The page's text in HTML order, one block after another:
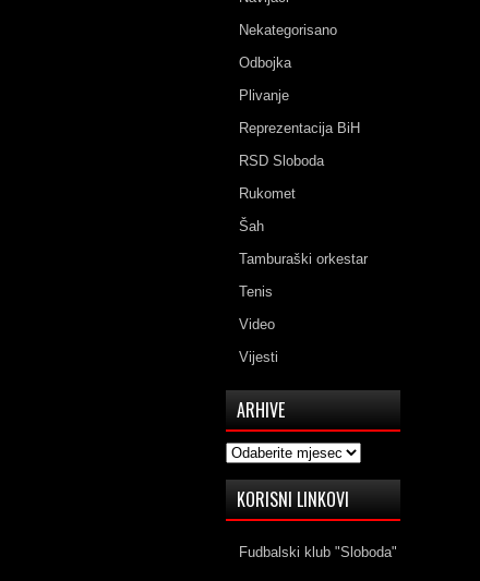
Nekategorisano
Odbojka
Plivanje
Reprezentacija BiH
RSD Sloboda
Rukomet
Šah
Tamburaški orkestar
Tenis
Video
Vijesti
ARHIVE
Arhive
KORISNI LINKOVI
Fudbalski klub "Sloboda"